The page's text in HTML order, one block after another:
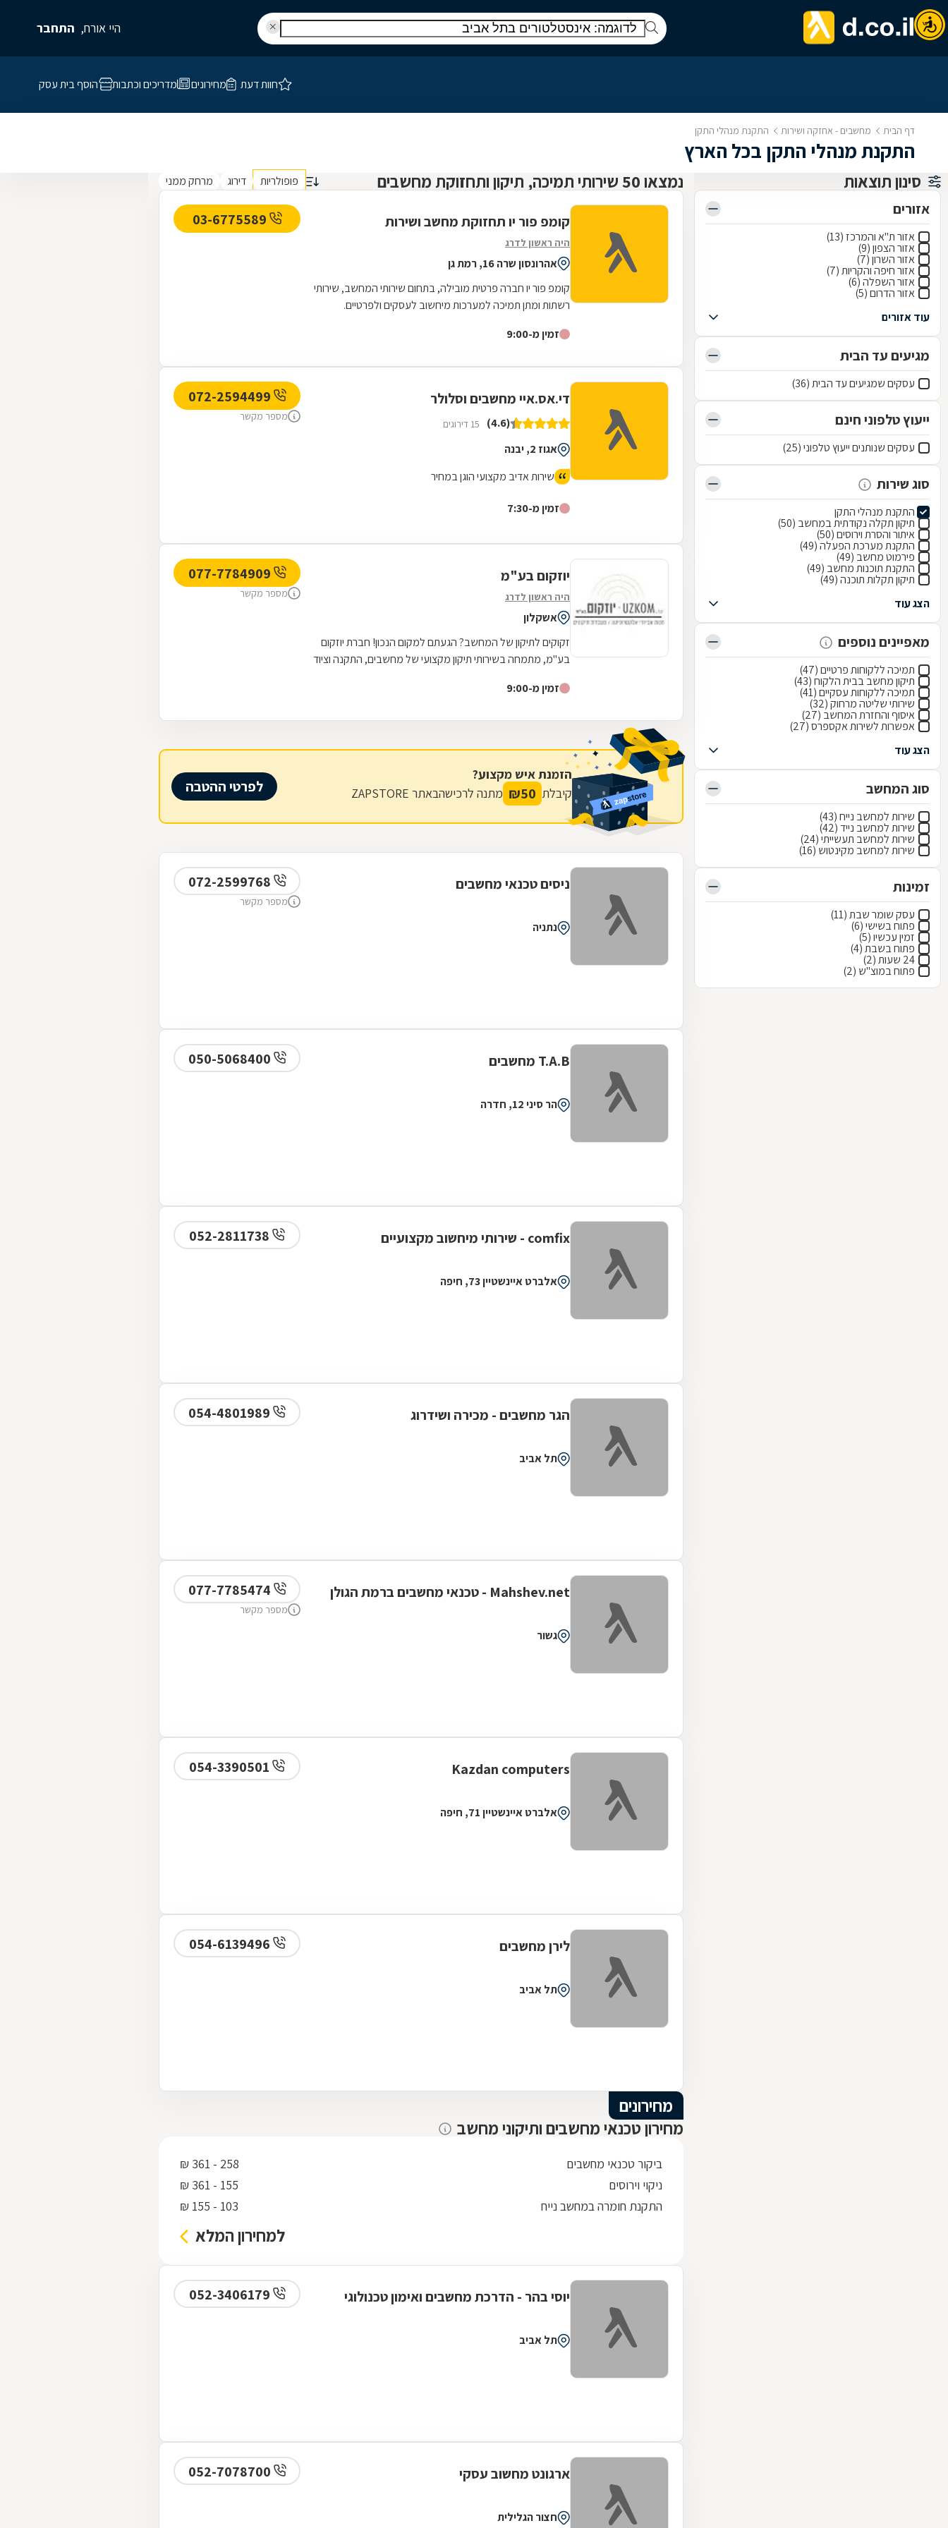
היי אורח, התחבר
חוות דעת מחירונים מדריכים וכתבות הוסף בית עסק
דף הבית מחשבים - אחזקה ושירות התקנת מנהלי התקן
התקנת מנהלי התקן בכל הארץ
סינון תוצאות
אזורים
אזור ת"א והמרכז (13)
אזור הצפון (9)
אזור השרון (7)
אזור חיפה והקריות (7)
אזור השפלה (6)
אזור הדרום (5)
עוד אזורים
מגיעים עד הבית
עסקים שמגיעים עד הבית (36)
ייעוץ טלפוני חינם
עסקים שנותנים ייעוץ טלפוני (25)
סוג שירות
התקנת מנהלי התקן
תיקון תקלה נקודתית במחשב (50)
איתור והסרת וירוסים (50)
התקנת מערכת הפעלה (49)
פירמוט מחשב (49)
התקנת תוכנות מחשב (49)
תיקון תקלות תוכנה (49)
הצג עוד
מאפיינים נוספים
תמיכה ללקוחות פרטיים (47)
תיקון מחשב בבית הלקוח (43)
תמיכה ללקוחות עסקיים (41)
שירותי שליטה מרחוק (32)
איסוף והחזרת המחשב (27)
אפשרות לשירות אקספרס (27)
הצג עוד
סוג המחשב
שירות למחשב נייח (43)
שירות למחשב נייד (42)
שירות למחשב תעשייתי (24)
שירות למחשב מקינטוש (16)
זמינות
עסק שומר שבת (11)
פתוח בשישי (6)
זמין עכשיו (5)
פתוח בשבת (4)
24 שעות (2)
פתוח במוצ"ש (2)
נמצאו 50 שירותי תמיכה, תיקון ותחזוקת מחשבים פופולריות דירוג מרחק ממני
קומפ פור יו תחזוקת מחשב ושירות
היה ראשון לדרג
אהרונסון שרה 16, רמת גן
קומפ פור יו חברה פרטית מובילה, בתחום שירותי המחשב, שירותי
רשתות ומתן תמיכה למערכות מיחשוב לעסקים ולפרטיים.
זמין מ-9:00
די.אס.איי מחשבים וסלולר
(4.6) 15 דירוגים
אגוז 2, יבנה
שירות אדיב מקצועי הוגן במחיר
זמין מ-7:30
מספר מקשר
יוזקום בע"מ
היה ראשון לדרג
אשקלון
זקוקים לתיקון של המחשב? הגעתם למקום הנכון! חברת יוזקום
בע"מ, מתמחה בשירותי תיקון מקצועי של מחשבים, התקנה וציוד
זמין מ-9:00
מספר מקשר
הזמנת איש מקצוע?
קיבלת 50
₪ מתנה לרכישהבאתר ZAPSTORE לפרטי ההטבה
ניסים טכנאי מחשבים
נתניה
מספר מקשר
T.A.B מחשבים
הר סיני 12, חדרה
comfix - שירותי מיחשוב מקצועיים
אלברט איינשטיין 73, חיפה
הגר מחשבים - מכירה ושידרוג
תל אביב
Mahshev.net - טכנאי מחשבים ברמת הגולן
גשור
מספר מקשר
Kazdan computers
אלברט איינשטיין 71, חיפה
לירן מחשבים
תל אביב
מחירונים
מחירון טכנאי מחשבים ותיקוני מחשב
ביקור טכנאי מחשבים
258 - 361 ₪
ניקוי וירוסים
155 - 361 ₪
התקנת חומרה במחשב נייח
103 - 155 ₪
למחירון המלא
יוסי בהר - הדרכת מחשבים ואימון טכנולוגי
תל אביב
ארגונט מחשוב עסקי
חצור הגלילית